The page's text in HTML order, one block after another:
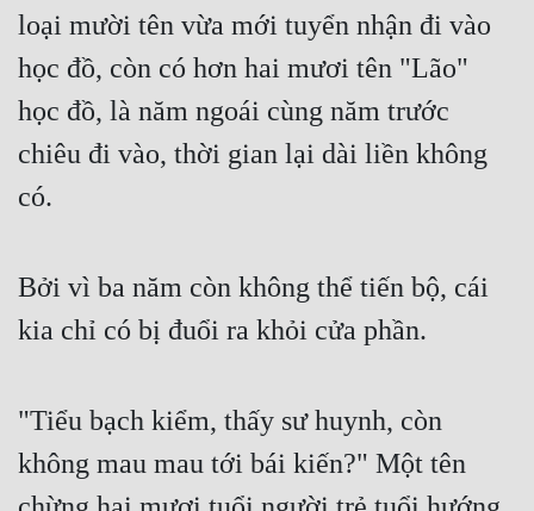
loại mười tên vừa mới tuyển nhận đi vào
học đồ, còn có hơn hai mươi tên "Lão"
học đồ, là năm ngoái cùng năm trước
chiêu đi vào, thời gian lại dài liền không
có.
Bởi vì ba năm còn không thể tiến bộ, cái
kia chỉ có bị đuổi ra khỏi cửa phần.
"Tiểu bạch kiểm, thấy sư huynh, còn
không mau mau tới bái kiến?" Một tên